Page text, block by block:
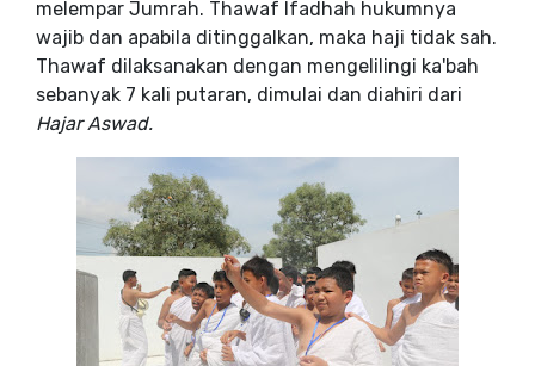
melempar Jumrah. Thawaf Ifadhah hukumnya
wajib dan apabila ditinggalkan, maka haji tidak sah.
Thawaf dilaksanakan dengan mengelilingi ka'bah
sebanyak 7 kali putaran, dimulai dan diahiri dari
Hajar Aswad.